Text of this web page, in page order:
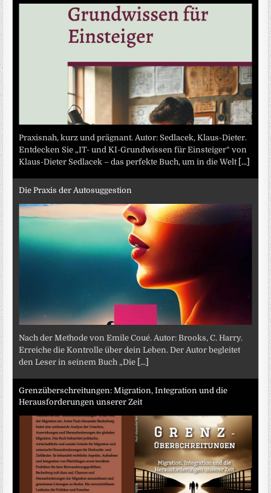
Praxisnah, kurz und prägnant. Autor: Sedlacek, Klaus-Dieter.
Entdecken Sie „IT- und KI-Grundwissen für Einsteiger“ von
Klaus-Dieter Sedlacek – das perfekte Buch, um in die Welt [...]
Die Praxis der Autosuggestion
Nach der Methode von Emile Coué. Autor: Brooks, C. Harry.
Erreiche die Kontrolle über dein Leben. Der Autor begleitet
den Leser in seinem Buch „Die [...]
Grenzüberschreitungen: Migration, Integration und die
Herausforderungen unserer Zeit